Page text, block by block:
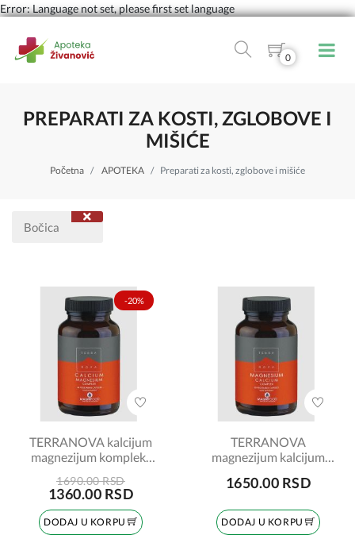
Error: Language not set, please first set language
0
PREPARATI ZA KOSTI, ZGLOBOVE I
MIŠIĆE
Početna APOTEKA Preparati za kosti, zglobove i mišiće
Bočica
-20%
TERRANOVA kalcijum
magnezijum kompleks
1690.00 RSD
1360.00 RSD
DODAJ U KORPU
TERRANOVA
magnezijum kalcijum
kapsula
1650.00 RSD
DODAJ U KORPU